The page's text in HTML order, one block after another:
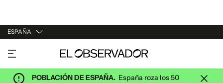
ESPAÑA
URUGUAY
ARGENTINA
POBLACIÓN DE ESPAÑA. España roza los 50